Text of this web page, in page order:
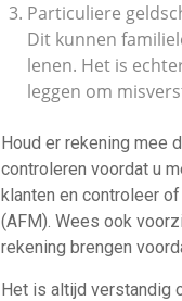
Particuliere
Dit kunnen
lenen. Het is
leggen om
Houd er rekening mee
controleren voordat u
klanten en controleer
(AFM). Wees ook
rekening brengen
Het is altijd verstandig